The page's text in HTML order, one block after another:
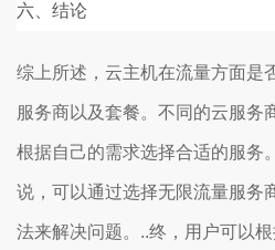
六、结论
综上所述，云主机在流量方面是
服务商以及套餐。不同的云服务
根据自己的需求选择合适的服务
说，可以通过选择无限流量服务
法来解决问题。..终，用户可以